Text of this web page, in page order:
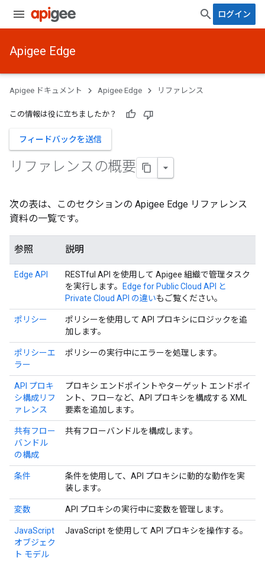
ログイン
Apigee Edge
Apigee ドキュメント Apigee Edge リファレンス
この情報は役に立ちましたか？
フィードバックを送信
リファレンスの概要
次の表は、このセクションの Apigee Edge リファレンス
資料の一覧です。
参照 説明
Edge API
RESTful API を使用して Apigee 組織で管理タスク
を実行します。
Edge for Public Cloud API と
Private Cloud API の違いもご覧ください。
ポリシー
ポリシーを使用して API プロキシにロジックを追
加します。
ポリシーエ
ラー
ポリシーの実行中にエラーを処理します。
API プロキ
シ構成リフ
ァレンス
プロキシ エンドポイントやターゲット エンドポイ
ント、フローなど、API プロキシを構成する XML
要素を追加します。
共有フロー
バンドル
の構成
共有フローバンドルを構成します。
条件
条件を使用して、API プロキシに動的な動作を実
装します。
変数 API プロキシの実行中に変数を管理します。
JavaScript
オブジェク
ト モデル
JavaScript を使用して API プロキシを操作する。